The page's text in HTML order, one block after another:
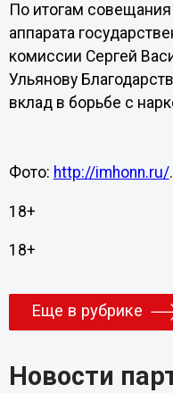
По итогам совещания
аппарата
комиссии Сергей
Ульянову
вклад в борьбе с
Фото: http://imhonn.ru/.
18+
18+
Еще в рубрике
Новости